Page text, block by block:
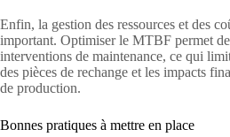
Enfin, la gestion des ressources et des
important. Optimiser le MTBF permet
interventions de maintenance, ce qui
des pièces de rechange et les impacts
de production.
Bonnes pratiques à mettre en place